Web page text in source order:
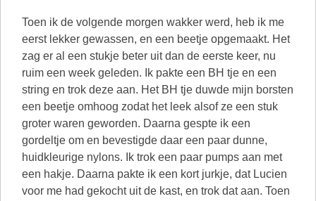
Toen ik de volgende morgen wakker werd, heb ik me
eerst lekker gewassen, en een beetje opgemaakt. Het
zag er al een stukje beter uit dan de eerste keer, nu
ruim een week geleden. Ik pakte een BH tje en een
string en trok deze aan. Het BH tje duwde mijn borsten
een beetje omhoog zodat het leek alsof ze een stuk
groter waren geworden. Daarna gespte ik een
gordeltje om en bevestigde daar een paar dunne,
huidkleurige nylons. Ik trok een paar pumps aan met
een hakje. Daarna pakte ik een kort jurkje, dat Lucien
voor me had gekocht uit de kast, en trok dat aan. Toen